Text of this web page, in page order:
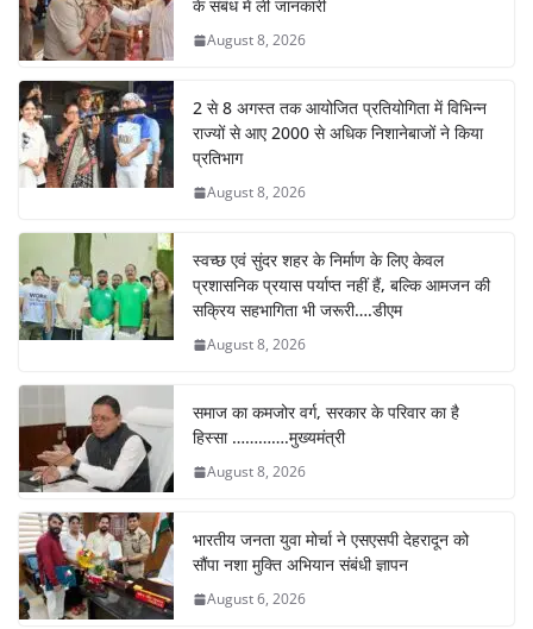
के संबंध में ली जानकारी
August 8, 2026
2 से 8 अगस्त तक आयोजित प्रतियोगिता में विभिन्न
राज्यों से आए 2000 से अधिक निशानेबाजों ने किया
प्रतिभाग
August 8, 2026
स्वच्छ एवं सुंदर शहर के निर्माण के लिए केवल
प्रशासनिक प्रयास पर्याप्त नहीं हैं, बल्कि आमजन की
सक्रिय सहभागिता भी जरूरी….डीएम
August 8, 2026
समाज का कमजोर वर्ग, सरकार के परिवार का है
हिस्सा ………….मुख्यमंत्री
August 8, 2026
भारतीय जनता युवा मोर्चा ने एसएसपी देहरादून को
सौंपा नशा मुक्ति अभियान संबंधी ज्ञापन
August 6, 2026